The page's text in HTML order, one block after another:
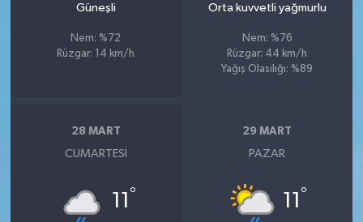
Güneşli
Nem: %72
Rüzgar: 14 km/h
Orta kuvvetli yağmurlu
Nem: %76
Rüzgar: 44 km/h
Yağış Olasılığı: %89
28 MART
CUMARTESI
11 °
29 MART
PAZAR
11 °